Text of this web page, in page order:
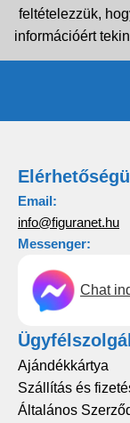
feltételezzük,
információért
Email:
info@figuranet.hu
Messenger:
Chat
Ajándékkártya
Szállítás és
Általános